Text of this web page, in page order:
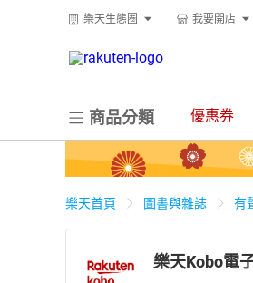
樂天生態圈 我要開店
商品分類 優惠券
樂天首頁 圖書與雜誌 有
樂天Kobo電